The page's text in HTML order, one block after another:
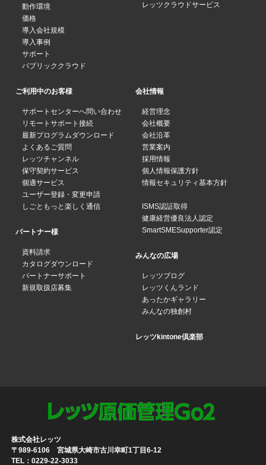
動作環境
価格
導入会社規模
導入事例
サポート
パブリッククラウド
レッツクラウドサービス
ご利用中のお客様
サポートセンターへ問い合わせ
リモートサポート接続
最新プログラムダウンロード
よくあるご質問
レッツチャンネル
保守契約サービス
個適サービス
ユーザー登録・変更申請
しごともっと楽しく通信
パートナー様
資料請求
カタログダウンロード
パートナーサポート
新規取扱店募集
会社情報
経営理念
会社概要
会社沿革
営業案内
採用情報
個人情報保護方針
情報セキュリティ基本方針
ISMS認証取得
健康経営優良法人認定
SmartSMESupporter認定
みんなの広場
レッツブログ
レッツくんランド
あったかギャラリー
みんなの独創村
レッツkintone倶楽部
株式会社レッツ
〒989-6106 宮城県大崎市古川幸町1丁目6-12
TEL：0229-22-3033